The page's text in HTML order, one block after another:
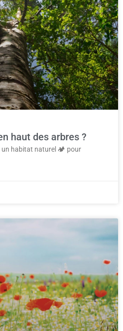
haut des arbres ?
un habitat naturel 🏕️ pour